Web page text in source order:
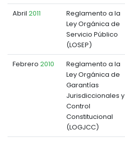
Abril 2011
Reglamento a la
Ley Orgánica de
Servicio Público
(LOSEP)
Febrero 2010
Reglamento a la
Ley Orgánica de
Garantías
Jurisdiccionales y
Control
Constitucional
(LOGJCC)